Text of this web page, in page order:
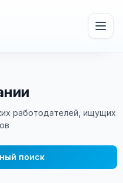
работодателей, ищущих
поиск